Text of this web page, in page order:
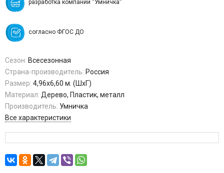
разработка компании “Умничка”
согласно ФГОС ДО
Сезон: Всесезонная
Страна-производитель: Россия
Размер: 4,96х6,60 м. (ШхГ)
Материал: Дерево, Пластик, металл
Производитель: Умничка
Все характеристики